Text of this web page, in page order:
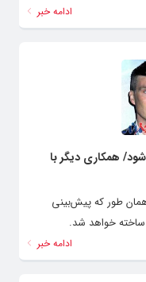
ادامه خبر
همکاری دیگر با
همان طور که پیش‌بینی
خواهد شد.
ادامه خبر